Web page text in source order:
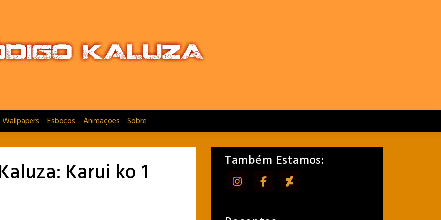
Esboços Animações Sobre
Karui ko 1 Também Estamos: